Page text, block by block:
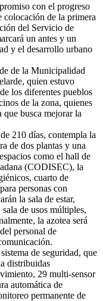
con el progreso
colocación de la primera
del Servicio de
un antes y un
y el desarrollo urbano
de la Municipalidad
quien estuvo
los diferentes pueblos
de la zona, quienes
busca mejorar la
210 días, contempla la
de dos plantas y una
como el hall de
(CODISEC), la
cuarto de
personas con
la sala de estar,
de usos múltiples,
la azotea será
personal de
de seguridad, que
distribuidas
29 multi-sensor
automática de
permanente de